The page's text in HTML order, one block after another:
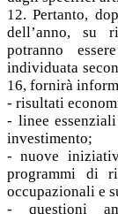
12. Pertanto,
dell’anno, su
potranno
individuata
16, fornirà
- risultati
- linee
investimento;
- nuove
programmi di
occupazionali e
- questioni